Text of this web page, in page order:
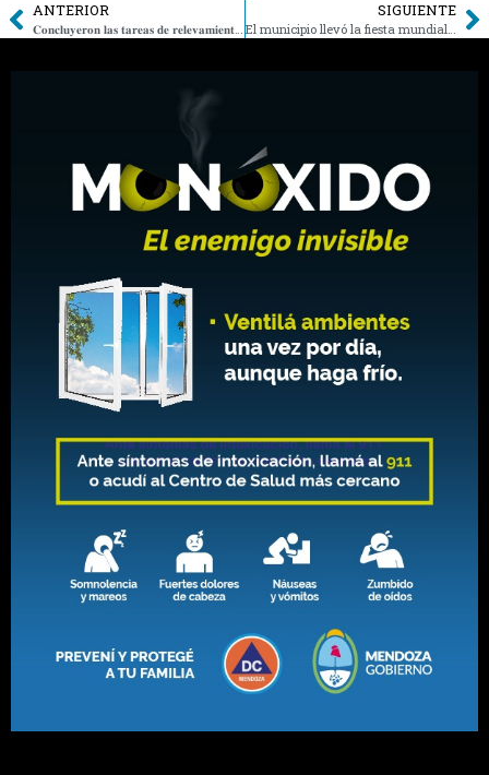
ANTERIOR
𝐂𝐨𝐧𝐜𝐥𝐮𝐲𝐞𝐫𝐨𝐧 𝐥𝐚𝐬 𝐭𝐚𝐫𝐞𝐚𝐬 𝐝𝐞 𝐫𝐞𝐥𝐞𝐯𝐚𝐦𝐢𝐞𝐧𝐭𝐨 𝐝𝐞 𝐧𝐢𝐯𝐞𝐥𝐞𝐬 𝐞𝐬𝐭𝐚́𝐭𝐢𝐜𝐨𝐬 𝐜𝐨𝐫𝐫𝐞𝐬𝐩𝐨𝐧𝐝𝐢𝐞𝐧𝐭𝐞𝐬 𝐚 𝐥𝐚 𝐜𝐮𝐞𝐧𝐜𝐚 𝐝𝐞𝐥 𝐫𝛊́𝐨 𝐀𝐭𝐮𝐞𝐥
SIGUIENTE
El municipio llevó la fiesta mundialista al Polideportivo y convocó a una gran cantidad de vecinos